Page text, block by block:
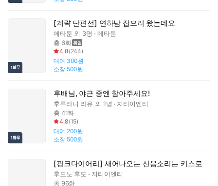
[계략 단편선] 연하남 잡으러 왔는데요
메타툰 외 3명
메타툰
총 6화
4.8(244)
대여 300원
소장 500원
후배님, 야근 중엔 참아주세요!
후루타니 라유 외 1명
지티이엔티
총 41화
4.8(15)
대여 200원
소장 500원
[핑크다이어리] 새어나오는 신음소리는 키스로
후도노 후도
지티이엔티
총 96화